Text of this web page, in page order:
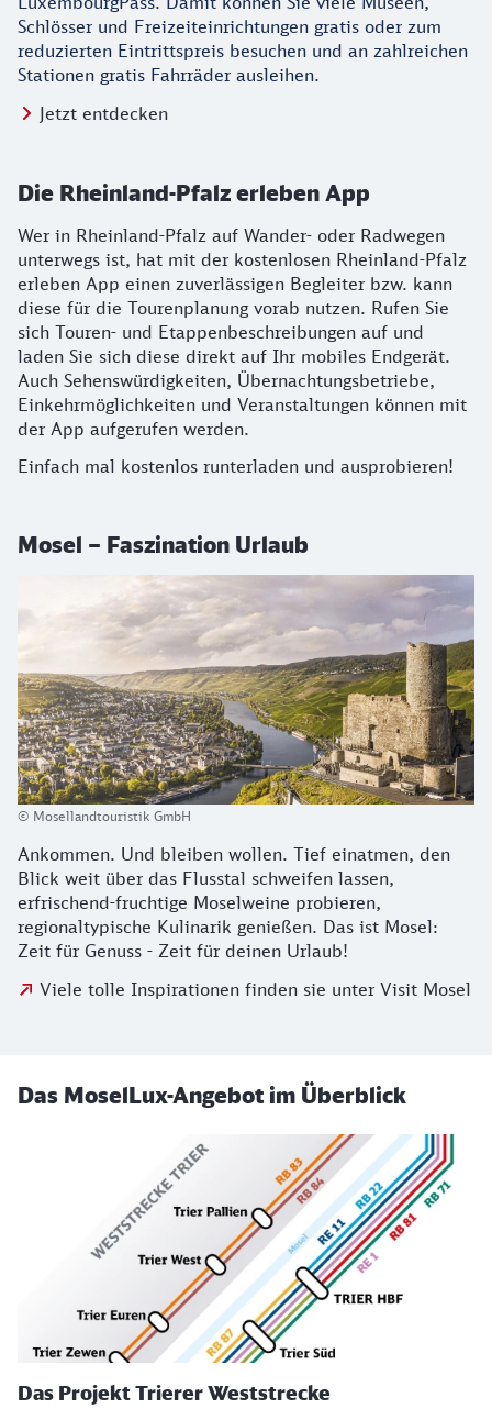
Schlösser und Freizeiteinrichtungen gratis oder zum
reduzierten Eintrittspreis besuchen und an zahlreichen
Stationen gratis Fahrräder ausleihen.
Jetzt entdecken
Die Rheinland-Pfalz erleben App
Wer in Rheinland-Pfalz auf Wander- oder Radwegen
unterwegs ist, hat mit der kostenlosen Rheinland-Pfalz
erleben App einen zuverlässigen Begleiter bzw. kann
diese für die Tourenplanung vorab nutzen. Rufen Sie
sich Touren- und Etappenbeschreibungen auf und
laden Sie sich diese direkt auf Ihr mobiles Endgerät.
Auch Sehenswürdigkeiten, Übernachtungsbetriebe,
Einkehrmöglichkeiten und Veranstaltungen können mit
der App aufgerufen werden.
Einfach mal kostenlos runterladen und ausprobieren!
Mosel – Faszination Urlaub
© Mosellandtouristik GmbH
Ankommen. Und bleiben wollen. Tief einatmen, den
Blick weit über das Flusstal schweifen lassen,
erfrischend-fruchtige Moselweine probieren,
regionaltypische Kulinarik genießen. Das ist Mosel:
Zeit für Genuss - Zeit für deinen Urlaub!
Viele tolle Inspirationen finden sie unter Visit Mosel
Das MoselLux-Angebot im Überblick
Das Projekt Trierer Weststrecke